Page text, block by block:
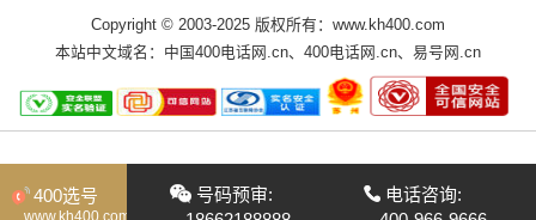
Copyright © 2003-2025 版权所有：www.kh400.com
本站中文域名： 中国400电话网.cn、 400电话网.cn、 易号网.cn
400选号
www.kh400.com
号码预审:
电话咨询: